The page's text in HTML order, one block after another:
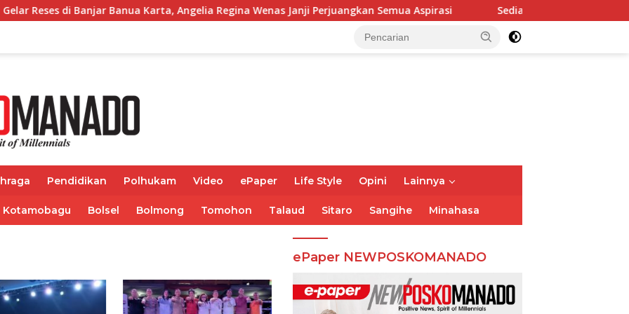
Banjar Banua Karta, Angelia Regina Wenas Janji Perjuangkan Semua Aspirasi Sediakan Pemeriksaan Kesehatan,
Pendidikan Polhukam Video ePaper Life Style Opini Lainnya
Kotamobagu Bolsel Bolmong Tomohon Talaud Sitaro Sangihe Minahasa
ePaper NEWPOSKOMANADO